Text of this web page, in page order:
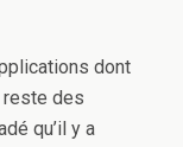
dont
reste des
qu’il y a